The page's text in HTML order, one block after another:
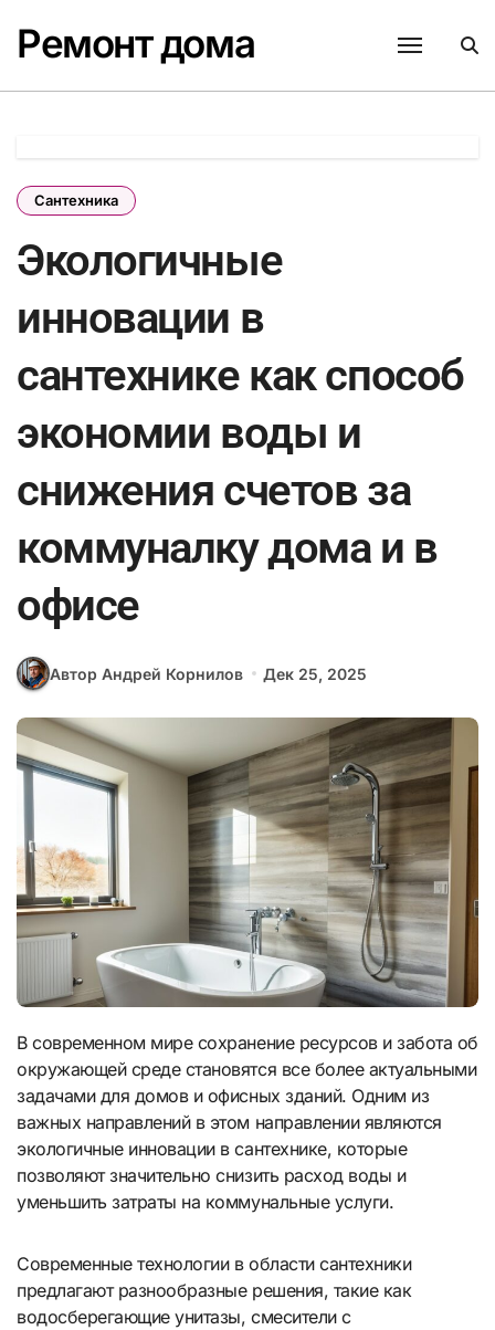
содержанию
Ремонт дома
Сантехника
Экологичные
инновации в
сантехнике как способ
экономии воды и
снижения счетов за
коммуналку дома и в
офисе
Автор Андрей Корнилов Дек 25, 2025
В современном мире сохранение ресурсов и забота об
окружающей среде становятся все более актуальными
задачами для домов и офисных зданий. Одним из
важных направлений в этом направлении являются
экологичные инновации в сантехнике, которые
позволяют значительно снизить расход воды и
уменьшить затраты на коммунальные услуги.
Современные технологии в области сантехники
предлагают разнообразные решения, такие как
водосберегающие унитазы, смесители с